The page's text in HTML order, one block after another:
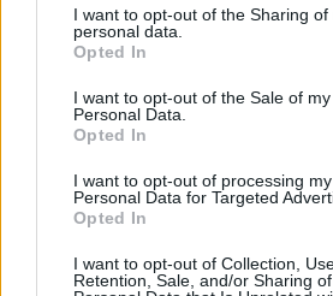
not limited to your visit or usage
grant or deny consent to Google and
use your data for below specified
consent section.
I want to opt-out of the Sharing of
personal data.
Opted In
I want to opt-out of the Sale of my
Personal Data.
Opted In
I want to opt-out of processing my
Personal Data for Targeted
Opted In
I want to opt-out of Collection,
Retention, Sale, and/or Sharing
Σχόλια
Σχολίασε
γενιά engineers